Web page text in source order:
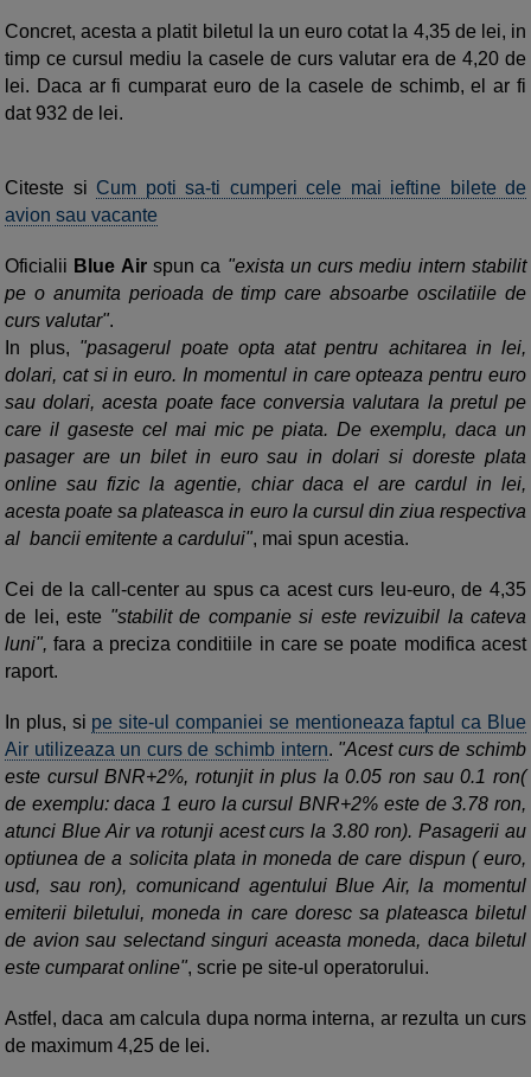
Concret, acesta a platit biletul la un euro cotat la 4,35 de lei, in
timp ce cursul mediu la casele de curs valutar era de 4,20 de
lei. Daca ar fi cumparat euro de la casele de schimb, el ar fi
dat 932 de lei.
Citeste si Cum poti sa-ti cumperi cele mai ieftine bilete de
avion sau vacante
Oficialii Blue Airspun ca "exista un curs mediu intern stabilit
pe o anumita perioada de timp care absoarbe oscilatiile de
curs valutar".
In plus, "pasagerul poate opta atat pentru achitarea in lei,
dolari, cat si in euro. In momentul in care opteaza pentru euro
sau dolari, acesta poate face conversia valutara la pretul pe
care il gaseste cel mai mic pe piata. De exemplu, daca un
pasager are un bilet in euro sau in dolari si doreste plata
online sau fizic la agentie, chiar daca el are cardul in lei,
acesta poate sa plateasca in euro la cursul din ziua respectiva
al bancii emitente a cardului", mai spun acestia.
Cei de la call-center au spus ca acest curs leu-euro, de 4,35
de lei, este "stabilit de companie si este revizuibil la cateva
luni", fara a preciza conditiile in care se poate modifica acest
raport.
In plus, si pe site-ul companiei se mentioneaza faptul ca Blue
Air utilizeaza un curs de schimb intern. "Acest curs de schimb
este cursul BNR+2%, rotunjit in plus la 0.05 ron sau 0.1 ron(
de exemplu: daca 1 euro la cursul BNR+2% este de 3.78 ron,
atunci Blue Air va rotunji acest curs la 3.80 ron). Pasagerii au
optiunea de a solicita plata in moneda de care dispun ( euro,
usd, sau ron), comunicand agentului Blue Air, la momentul
emiterii biletului, moneda in care doresc sa plateasca biletul
de avion sau selectand singuri aceasta moneda, daca biletul
este cumparat online", scrie pe site-ul operatorului.
Astfel, daca am calcula dupa norma interna, ar rezulta un curs
de maximum 4,25 de lei.